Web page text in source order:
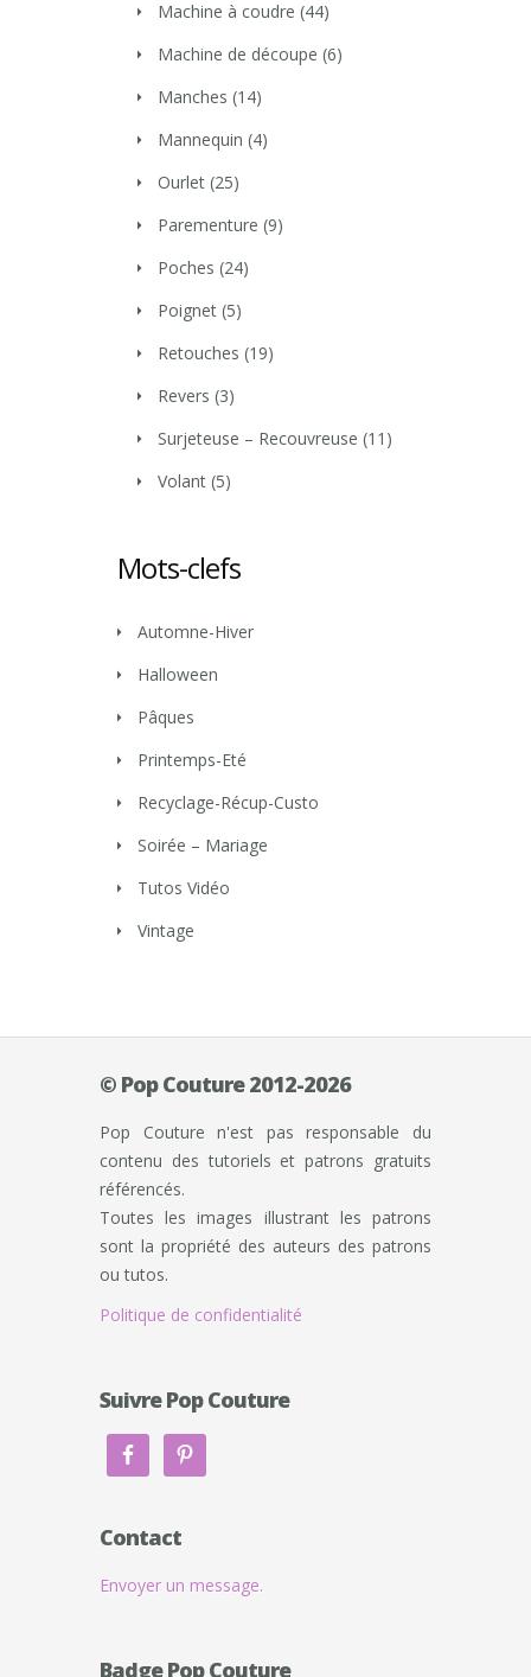
Machine à coudre (44)
Machine de découpe (6)
Manches (14)
Mannequin (4)
Ourlet (25)
Parementure (9)
Poches (24)
Poignet (5)
Retouches (19)
Revers (3)
Surjeteuse – Recouvreuse (11)
Volant (5)
Mots-clefs
Automne-Hiver
Halloween
Pâques
Printemps-Eté
Recyclage-Récup-Custo
Soirée – Mariage
Tutos Vidéo
Vintage
© Pop Couture 2012-2026
Pop Couture n'est pas responsable du
contenu des tutoriels et patrons gratuits
référencés.
Toutes les images illustrant les patrons
sont la propriété des auteurs des patrons
ou tutos.
Politique de confidentialité
Suivre Pop Couture
Contact
Envoyer un message.
Badge Pop Couture